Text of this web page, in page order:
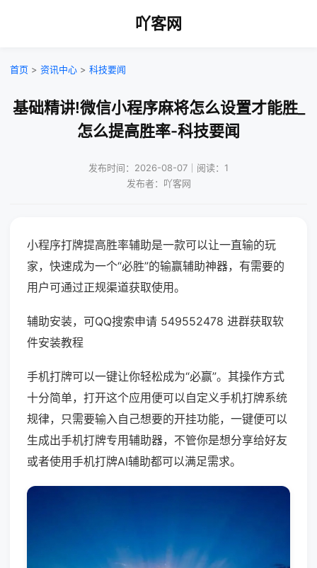
吖客网
首页 > 资讯中心 > 科技要闻
基础精讲!微信小程序麻将怎么设置才能胜_
怎么提高胜率-科技要闻
发布时间：2026-08-07｜阅读：1
发布者：吖客网
小程序打牌提高胜率辅助是一款可以让一直输的玩
家，快速成为一个“必胜”的输赢辅助神器，有需要的
用户可通过正规渠道获取使用。
辅助安装，可QQ搜索申请 549552478 进群获取软
件安装教程
手机打牌可以一键让你轻松成为“必赢”。其操作方式
十分简单，打开这个应用便可以自定义手机打牌系统
规律，只需要输入自己想要的开挂功能，一键便可以
生成出手机打牌专用辅助器，不管你是想分享给好友
或者使用手机打牌AI辅助都可以满足需求。